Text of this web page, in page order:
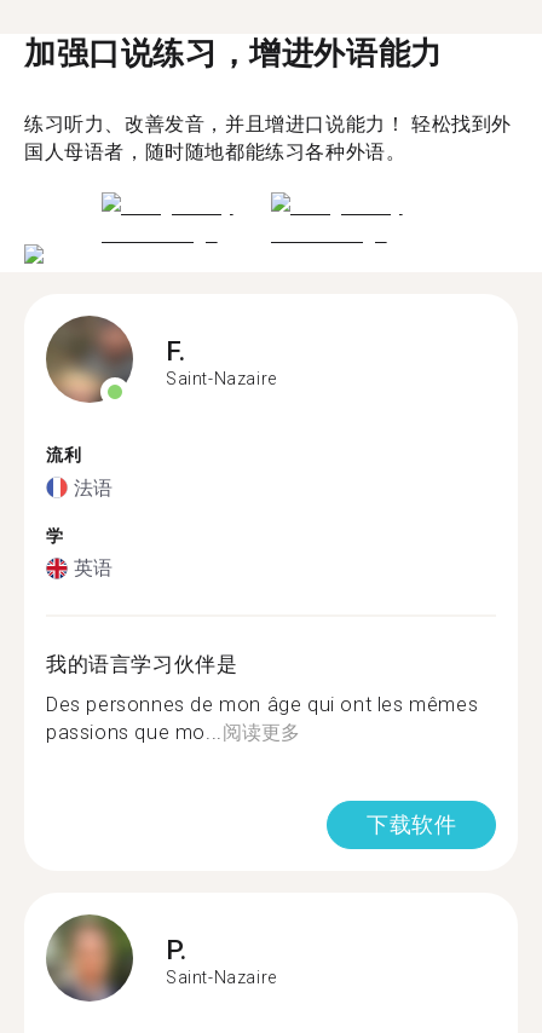
加强口说练习，增进外语能力
练习听力、改善发音，并且增进口说能力！ 轻松找到外
国人母语者，随时随地都能练习各种外语。
F.
Saint-Nazaire
流利
法语
学
英语
我的语言学习伙伴是
Des personnes de mon âge qui ont les mêmes
passions que mo...阅读更多
下载软件
P.
Saint-Nazaire